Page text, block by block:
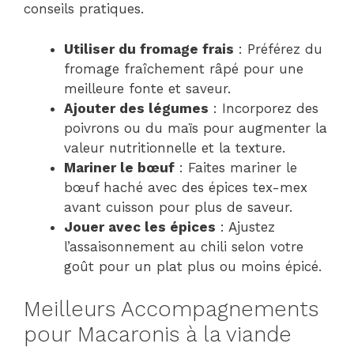
conseils pratiques.
Utiliser du fromage frais : Préférez du
fromage fraîchement râpé pour une
meilleure fonte et saveur.
Ajouter des légumes : Incorporez des
poivrons ou du maïs pour augmenter la
valeur nutritionnelle et la texture.
Mariner le bœuf : Faites mariner le
bœuf haché avec des épices tex-mex
avant cuisson pour plus de saveur.
Jouer avec les épices : Ajustez
l’assaisonnement au chili selon votre
goût pour un plat plus ou moins épicé.
Meilleurs Accompagnements
pour Macaronis à la viande